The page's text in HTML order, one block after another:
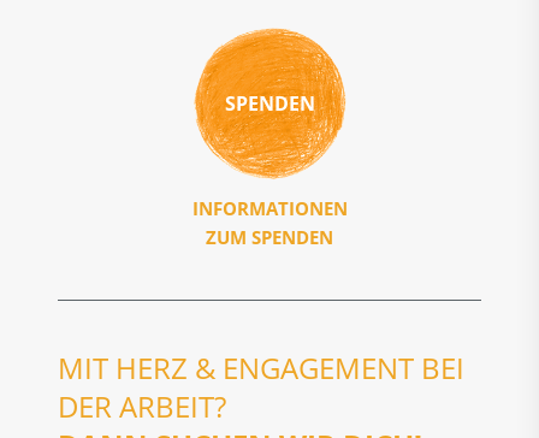
SPENDEN
INFORMATIONEN
ZUM SPENDEN
MIT HERZ & ENGAGEMENT BEI
DER ARBEIT?